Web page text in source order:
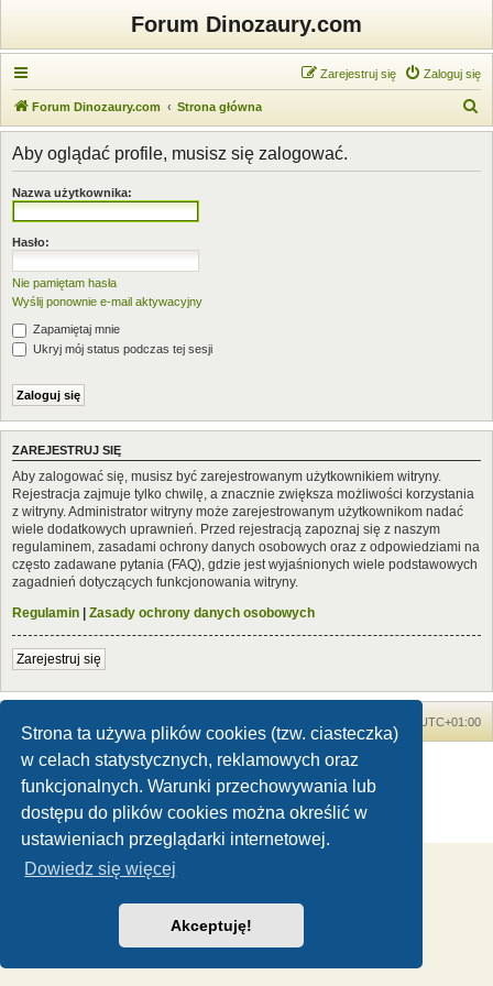
Strona ta używa plików cookies (tzw. ciasteczka)
w celach statystycznych, reklamowych oraz
funkcjonalnych. Warunki przechowywania lub
dostępu do plików cookies można określić w
ustawieniach przeglądarki internetowej.
Dowiedz się więcej
Akceptuję!
Forum Dinozaury.com
Zaloguj się
Zarejestruj się
Forum Dinozaury.com Strona główna
z
Aby oglądać profile, musisz się zalogować.
Nazwa użytkownika:
Hasło:
Nie pamiętam hasła
Wyślij ponownie e-mail aktywacyjny
Zapamiętaj mnie
Ukryj mój status podczas tej sesji
ZAREJESTRUJ SIĘ
Aby zalogować się, musisz być zarejestrowanym użytkownikiem witryny.
Rejestracja zajmuje tylko chwilę, a znacznie zwiększa możliwości korzystania
z witryny. Administrator witryny może zarejestrowanym użytkownikom nadać
wiele dodatkowych uprawnień. Przed rejestracją zapoznaj się z naszym
regulaminem, zasadami ochrony danych osobowych oraz z odpowiedziami na
często zadawane pytania (FAQ), gdzie jest wyjaśnionych wiele podstawowych
zagadnień dotyczących funkcjonowania witryny.
Regulamin | Zasady ochrony danych osobowych
Zarejestruj się
UTC+01:00
Dinozaury.com© 2006-2020
Technologię dostarczaphpBB® Forum Software © phpBB Limited
Zasady ochrony danych osobowych|Regulamin